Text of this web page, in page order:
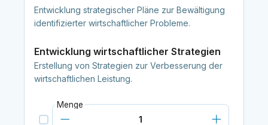
Entwicklung strategischer Pläne zur Bewältigung
identifizierter wirtschaftlicher Probleme.
Entwicklung wirtschaftlicher Strategien
Erstellung von Strategien zur Verbesserung der
wirtschaftlichen Leistung.
Menge